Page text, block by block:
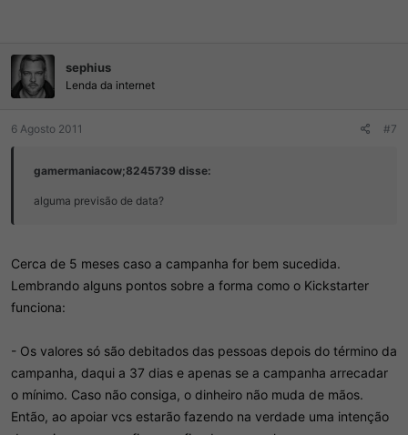
sephius
Lenda da internet
6 Agosto 2011 #7
gamermaniacow;8245739 disse:
alguma previsão de data?
Cerca de 5 meses caso a campanha for bem sucedida.
Lembrando alguns pontos sobre a forma como o Kickstarter
funciona:
- Os valores só são debitados das pessoas depois do término da
campanha, daqui a 37 dias e apenas se a campanha arrecadar
o mínimo. Caso não consiga, o dinheiro não muda de mãos.
Então, ao apoiar vcs estarão fazendo na verdade uma intenção